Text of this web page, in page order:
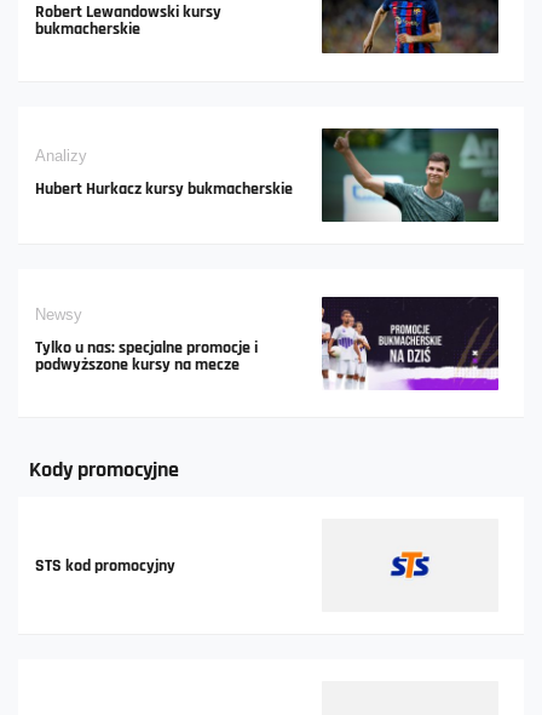
Robert Lewandowski kursy
bukmacherskie
Analizy
Hubert Hurkacz kursy bukmacherskie
Newsy
Tylko u nas: specjalne promocje i
podwyższone kursy na mecze
Kody promocyjne
STS kod promocyjny